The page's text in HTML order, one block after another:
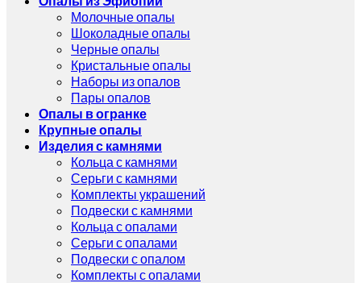
Молочные опалы
Шоколадные опалы
Черные опалы
Кристальные опалы
Наборы из опалов
Пары опалов
Опалы в огранке
Крупные опалы
Изделия с камнями
Кольца с камнями
Серьги с камнями
Комплекты украшений
Подвески с камнями
Кольца с опалами
Серьги с опалами
Подвески с опалом
Комплекты с опалами